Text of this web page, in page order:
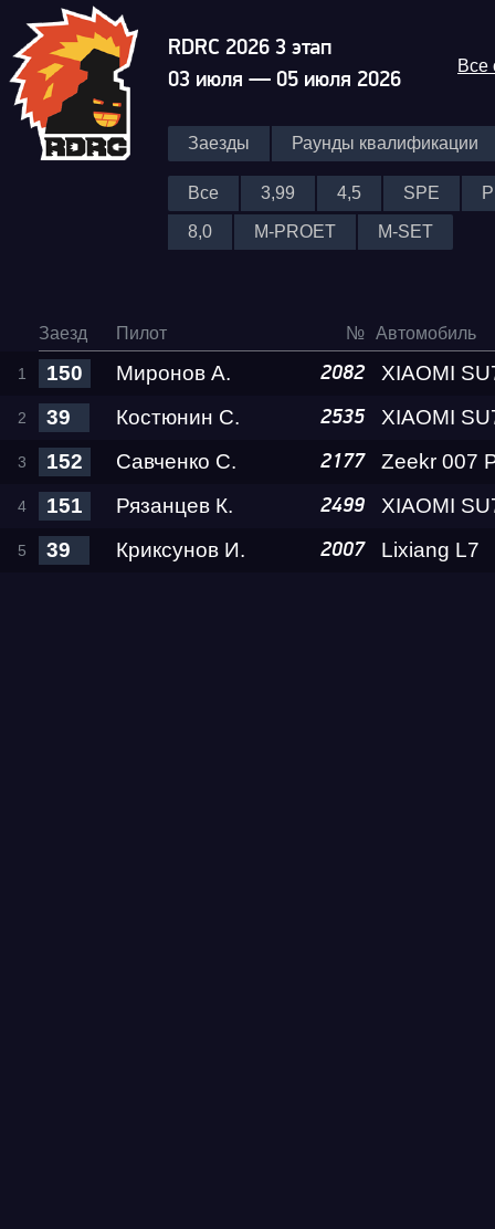
RDRC 2026 3 этап
03 июля — 05 июля 2026
Все
Заезды Раунды квалификации
Все 3,99 4,5 SPE
8,0 M-PROET M-SET
Заезд Пилот № Автомобиль
150 Миронов А. 2082
39 Костюнин С. 2535
152 Савченко С. 2177
151 Рязанцев К. 2499
39 Криксунов И. 2007 Lixiang L7